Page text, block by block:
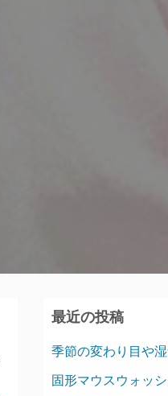
最近の投稿
季節の変わり目や湿
固形マウスウォッシ